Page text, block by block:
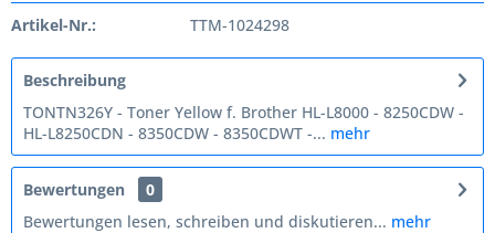
Artikel-Nr.: TTM-1024298
Beschreibung
TONTN326Y - Toner Yellow f. Brother HL-L8000 - 8250CDW -
HL-L8250CDN - 8350CDW - 8350CDWT -... mehr
Bewertungen
0
Bewertungen lesen, schreiben und diskutieren... mehr